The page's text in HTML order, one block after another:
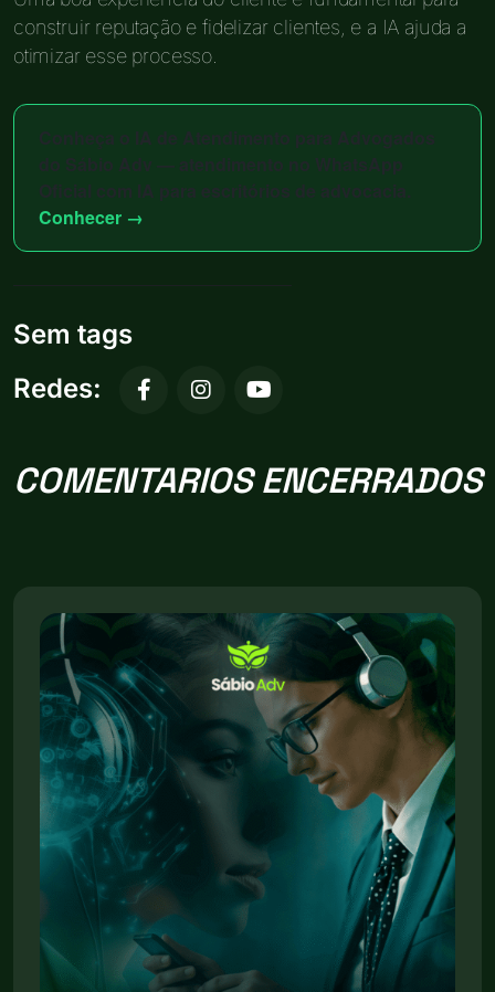
construir reputação e fidelizar clientes, e a IA ajuda a
otimizar esse processo.
Conhecer →
Sem tags
Redes:
COMENTARIOS ENCERRADOS